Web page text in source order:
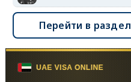
Перейти в раздел